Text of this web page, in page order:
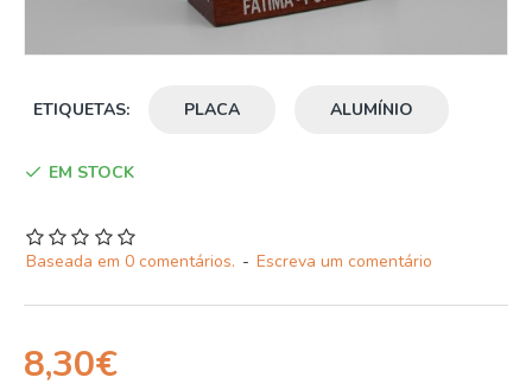
ETIQUETAS: PLACA ALUMÍNIO
EM STOCK
Baseada em 0 comentários. - Escreva um comentário
8,30€